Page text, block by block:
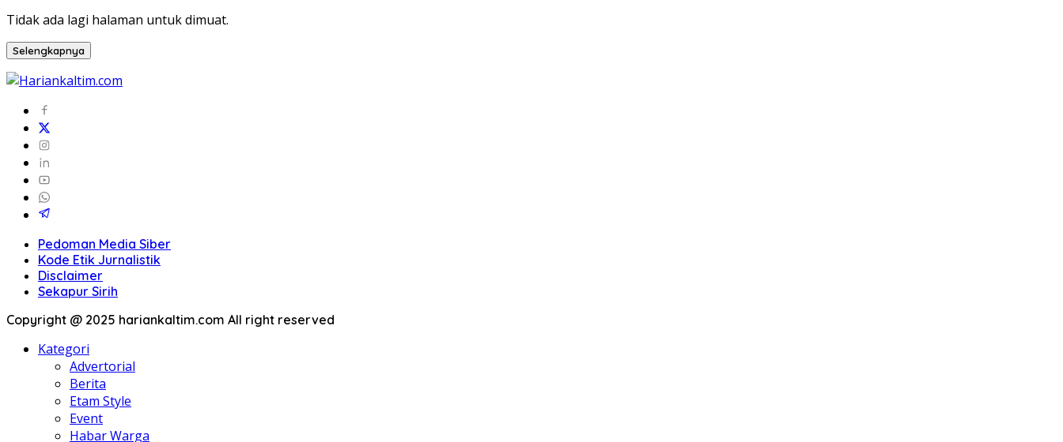
Tidak ada lagi halaman untuk dimuat.
Selengkapnya
Pedoman Media Siber
Kode Etik Jurnalistik
Disclaimer
Sekapur Sirih
Copyright @ 2025 hariankaltim.com All right reserved
Kategori
Advertorial
Berita
Etam Style
Event
Habar Warga